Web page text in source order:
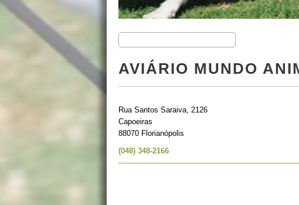
AVIÁRIO MUNDO
Rua Santos Saraiva, 2126
Capoeiras
88070 Florianópolis
(048) 348-2166